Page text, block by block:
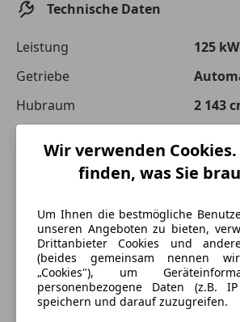
Technische Daten
Leistung
125
Getriebe
Hubraum
2 143
Leergewicht
2 370 kg
Wir verwenden
finden, was Sie
Um Ihnen die bestmögliche
unseren Angeboten zu bieten,
Drittanbieter Cookies und
(beides gemeinsam nennen
„Cookies"), um
personenbezogene Daten (z.B.
speichern und darauf zuzugreifen.